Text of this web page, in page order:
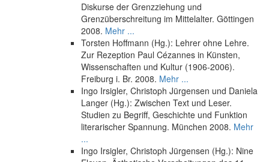
Diskurse der Grenzziehung und
Grenzüberschreitung im Mittelalter. Göttingen
2008. Mehr ...
Torsten Hoffmann (Hg.): Lehrer ohne Lehre.
Zur Rezeption Paul Cézannes in Künsten,
Wissenschaften und Kultur (1906-2006).
Freiburg i. Br. 2008. Mehr ...
Ingo Irsigler, Christoph Jürgensen und Daniela
Langer (Hg.): Zwischen Text und Leser.
Studien zu Begriff, Geschichte und Funktion
literarischer Spannung. München 2008. Mehr
...
Ingo Irsigler, Christoph Jürgensen (Hg.): Nine